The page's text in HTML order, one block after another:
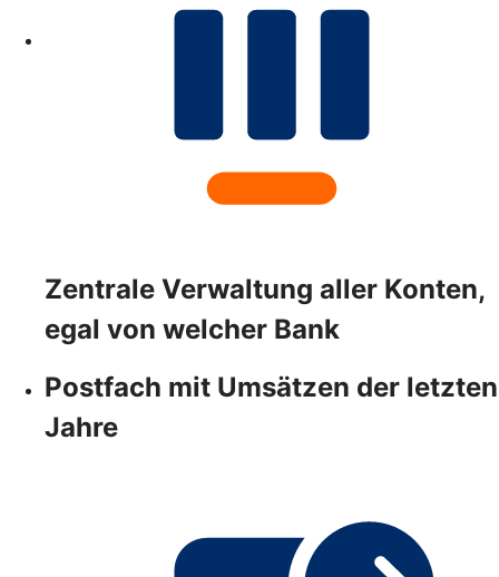
Zentrale Verwaltung aller Konten,
egal von welcher Bank
Postfach mit Umsätzen der letzten
Jahre